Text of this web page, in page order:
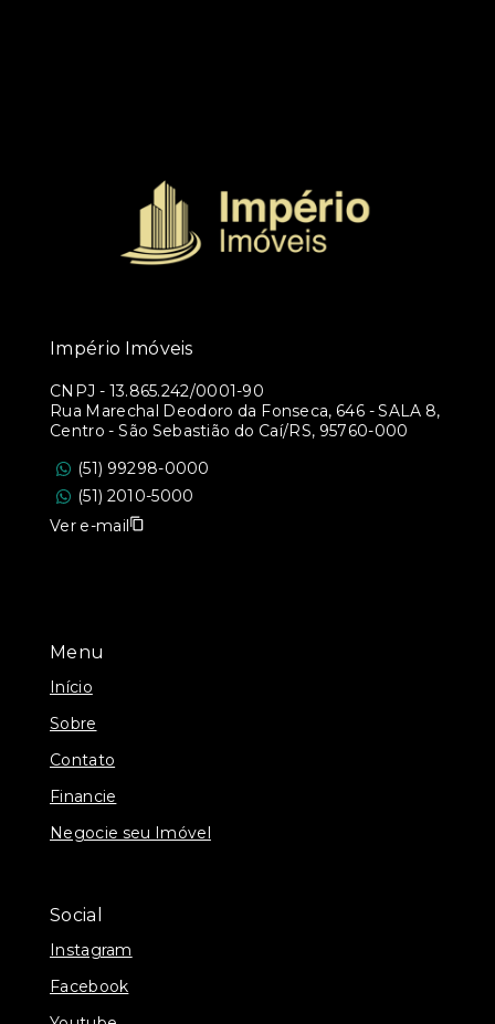
Menu
Início
Sobre
Contato
Financie
Negocie seu Imóvel
Social
Instagram
Facebook
Império Imóveis
CNPJ - 13.865.242/0001-90
Rua Marechal Deodoro da Fonseca, 646 - SALA 8,
Centro - São Sebastião do Caí/RS, 95760-000
(51) 99298-0000
(51) 2010-5000
Ver e-mail